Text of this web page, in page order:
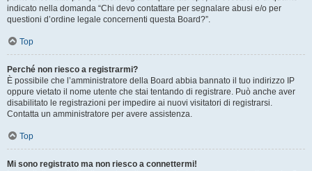
indicato nella domanda “Chi devo contattare per segnalare abusi e/o per
questioni d’ordine legale concernenti questa Board?”.
Top
Perché non riesco a registrarmi?
È possibile che l’amministratore della Board abbia bannato il tuo indirizzo IP
oppure vietato il nome utente che stai tentando di registrare. Può anche aver
disabilitato le registrazioni per impedire ai nuovi visitatori di registrarsi.
Contatta un amministratore per avere assistenza.
Top
Mi sono registrato ma non riesco a connettermi!